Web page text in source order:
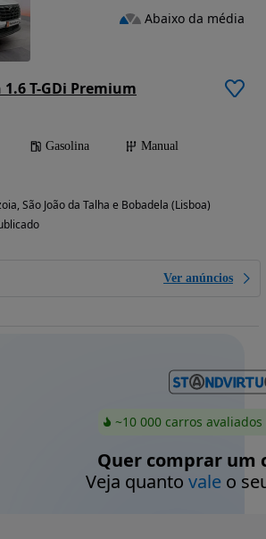
T-GDi Premium
Gasolina
Manual
São João da Talha e Bobadela (Lisboa)
Ver anúncios
Abaixo da média
~10 000 carros
Quer comprar um
Veja quanto valeo